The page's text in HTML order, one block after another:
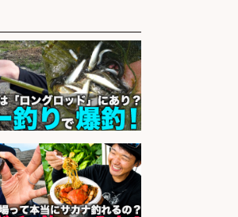
車通勤OK×時間選
布志市
ットスタッフ鹿児島
sponsored by 求人ボックス
未経験歓迎」魚を
オン食品売場スタッ
黒区
イル碑文谷店